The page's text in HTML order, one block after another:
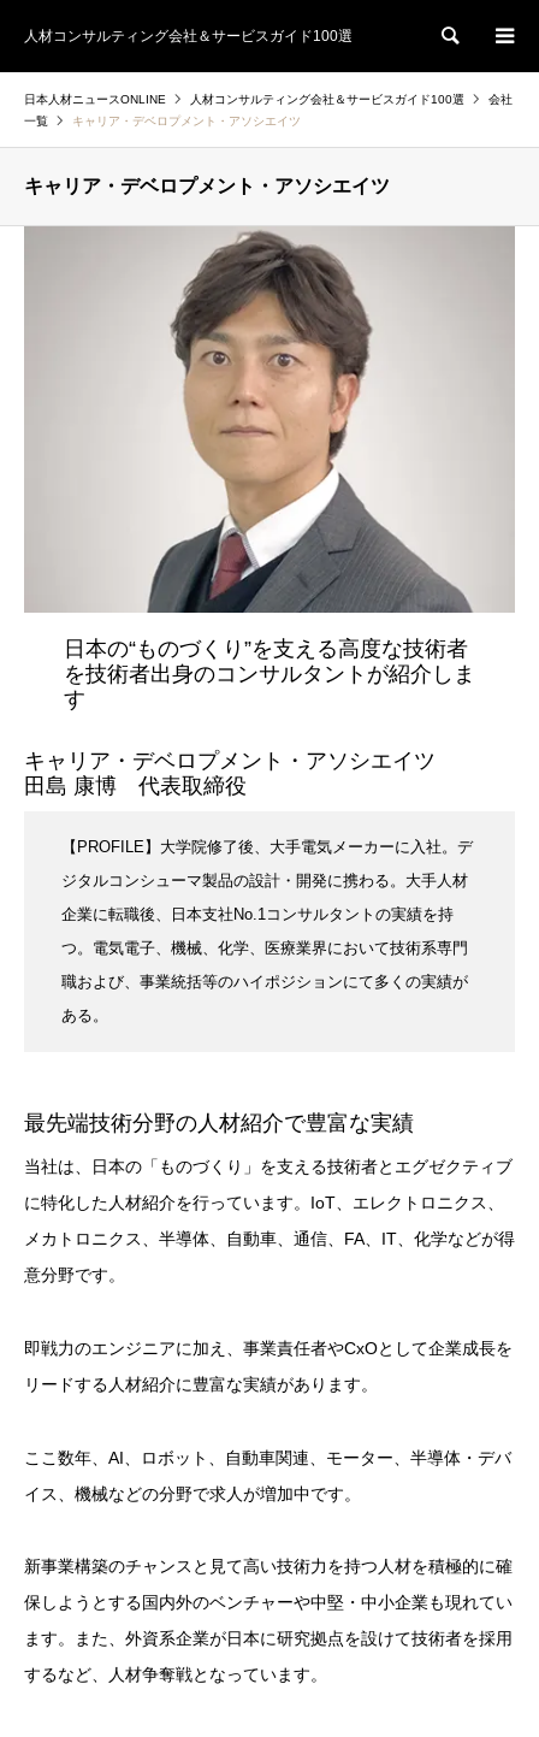
人材コンサルティング会社＆サービスガイド100選 検索
日本人材ニュースONLINE 人材コンサルティング会社＆サービスガイド100選
会社
一覧
キャリア・デベロプメント・アソシエイツ
キャリア・デベロプメント・アソシエイツ
日本の“ものづくり”を支える高度な技術者
を技術者出身のコンサルタントが紹介しま
す
キャリア・デベロプメント・アソシエイツ
田島 康博 代表取締役
【PROFILE】大学院修了後、大手電気メーカーに入社。デ
ジタルコンシューマ製品の設計・開発に携わる。大手人材
企業に転職後、日本支社No.1コンサルタントの実績を持
つ。電気電子、機械、化学、医療業界において技術系専門
職および、事業統括等のハイポジションにて多くの実績が
ある。
最先端技術分野の人材紹介で豊富な実績
当社は、日本の「ものづくり」を支える技術者とエグゼクティブ
に特化した人材紹介を行っています。IoT、エレクトロニクス、
メカトロニクス、半導体、自動車、通信、FA、IT、化学などが得
意分野です。
即戦力のエンジニアに加え、事業責任者やCxOとして企業成長を
リードする人材紹介に豊富な実績があります。
ここ数年、AI、ロボット、自動車関連、モーター、半導体・デバ
イス、機械などの分野で求人が増加中です。
新事業構築のチャンスと見て高い技術力を持つ人材を積極的に確
保しようとする国内外のベンチャーや中堅・中小企業も現れてい
ます。また、外資系企業が日本に研究拠点を設けて技術者を採用
するなど、人材争奪戦となっています。